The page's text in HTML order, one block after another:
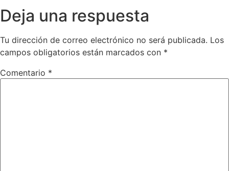
Deja una respuesta
Tu dirección de correo electrónico no será publicada. Los
campos obligatorios están marcados con *
Comentario *